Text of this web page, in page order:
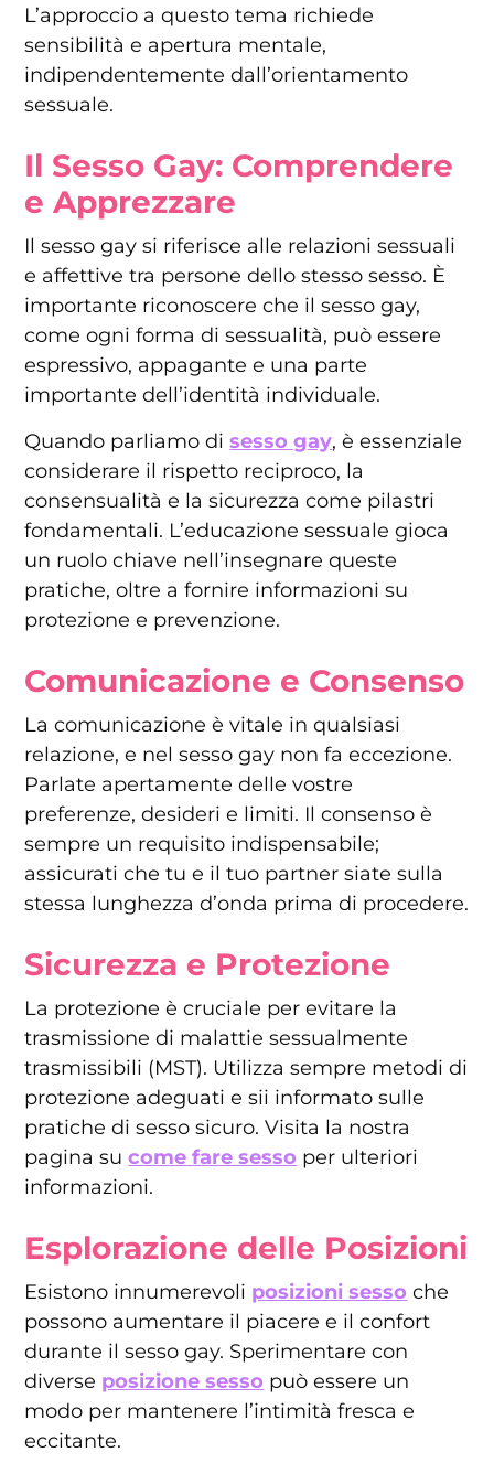
L’approccio a questo tema richiede
sensibilità e apertura mentale,
indipendentemente dall’orientamento
sessuale.
Il Sesso Gay: Comprendere
e Apprezzare
Il sesso gay si riferisce alle relazioni sessuali
e affettive tra persone dello stesso sesso. È
importante riconoscere che il sesso gay,
come ogni forma di sessualità, può essere
espressivo, appagante e una parte
importante dell’identità individuale.
Quando parliamo disesso gay, è essenziale
considerare il rispetto reciproco, la
consensualità e la sicurezza come pilastri
fondamentali. L’educazione sessuale gioca
un ruolo chiave nell’insegnare queste
pratiche, oltre a fornire informazioni su
protezione e prevenzione.
Comunicazione e Consenso
La comunicazione è vitale in qualsiasi
relazione, e nel sesso gay non fa eccezione.
Parlate apertamente delle vostre
preferenze, desideri e limiti. Il consenso è
sempre un requisito indispensabile;
assicurati che tu e il tuo partner siate sulla
stessa lunghezza d’onda prima di procedere.
Sicurezza e Protezione
La protezione è cruciale per evitare la
trasmissione di malattie sessualmente
trasmissibili (MST). Utilizza sempre metodi di
protezione adeguati e sii informato sulle
pratiche di sesso sicuro. Visita la nostra
pagina sucome fare sesso per ulteriori
informazioni.
Esplorazione delle Posizioni
Esistono innumerevoli posizioni sesso che
possono aumentare il piacere e il confort
durante il sesso gay. Sperimentare con
diverse posizione sesso può essere un
modo per mantenere l’intimità fresca e
eccitante.